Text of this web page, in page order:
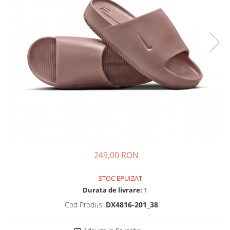
Geci si veste copii
Pantaloni scurti Copii
Accesorii
Ingrijire incaltaminte
249,00 RON
STOC EPUIZAT
Durata de livrare: 1
Cod Produs: DX4816-201_38